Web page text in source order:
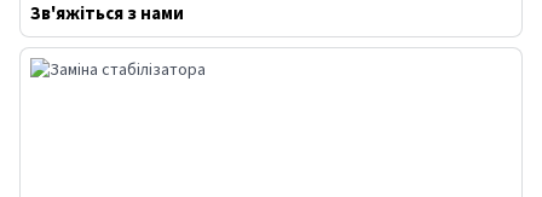
Зв'яжіться з нами